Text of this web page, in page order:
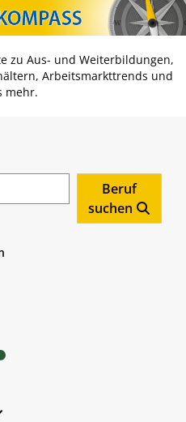
Zum Inhalt springen
Zum Navmenü springen
Zur Suche springen
Zur Footer springen
zu Aus- und Weiterbildungen,
Arbeitsmarkttrends und
mehr.
Beruf
suchen